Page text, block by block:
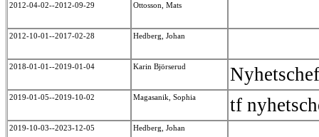
2012-04-02--2012-09-29 Ottosson, Mats
2012-10-01--2017-02-28 Hedberg, Johan
2018-01-01--2019-01-04 Karin Björserud
2019-01-05--2019-10-02 Magasanik, Sophia tf
2019-10-03--2023-12-05 Hedberg, Johan